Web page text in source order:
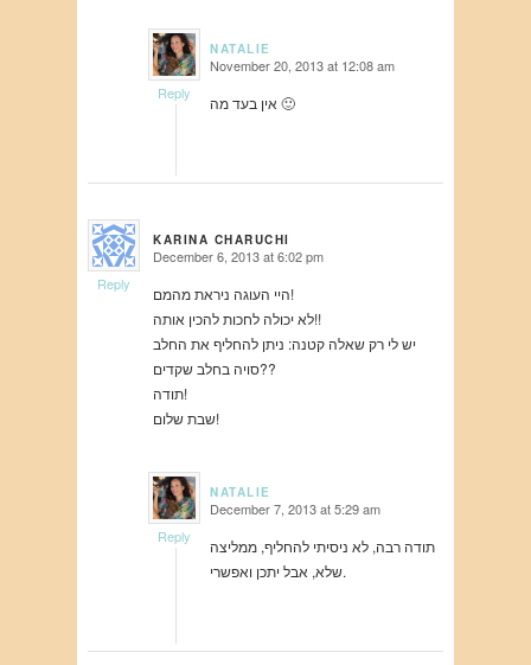
NATALIE
says: November 20, 2013 at 12:08 am
אין בעד מה 🙂 Reply
KARINA CHARUCHI
says: December 6, 2013 at 6:02 pm
היי העוגה ניראת מהמם!
לא יכולה לחכות להכין אותה!!
יש לי רק שאלה קטנה: ניתן להחליף את החלב
סויה בחלב שקדים??
תודה!
שבת שלום!
Reply
NATALIE
says: December 7, 2013 at 5:29 am
תודה רבה, לא ניסיתי להחליף, ממליצה
שלא, אבל יתכן ואפשרי.
Reply